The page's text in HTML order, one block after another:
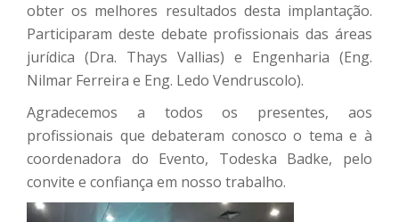
obter os melhores resultados desta implantação.
Participaram deste debate profissionais das áreas
jurídica (Dra. Thays Vallias) e Engenharia (Eng.
Nilmar Ferreira e Eng. Ledo Vendruscolo).
Agradecemos a todos os presentes, aos
profissionais que debateram conosco o tema e à
coordenadora do Evento, Todeska Badke, pelo
convite e confiança em nosso trabalho.